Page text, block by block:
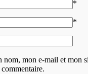
*
*
nom, mon e-mail et mon